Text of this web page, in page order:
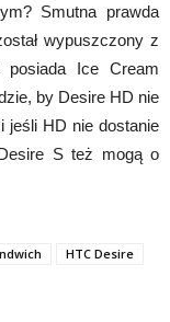
Smutna prawda
wypuszczony z
Ice Cream
by Desire HD nie
jeśli HD nie dostanie
S też mogą o
HTC Desire